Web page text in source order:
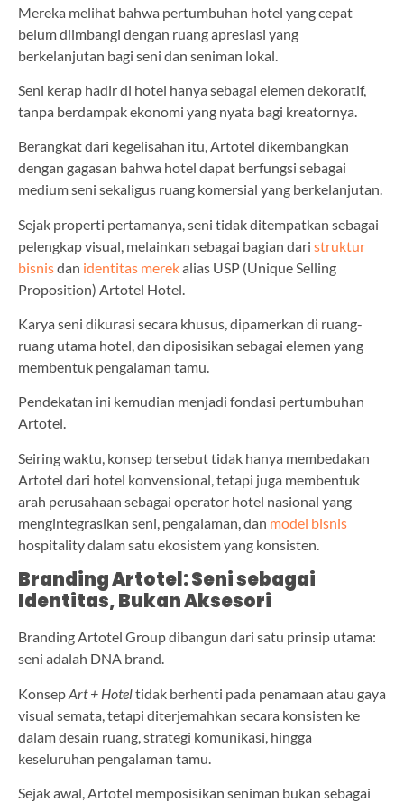
Mereka melihat bahwa pertumbuhan hotel yang cepat
belum diimbangi dengan ruang apresiasi yang
berkelanjutan bagi seni dan seniman lokal.
Seni kerap hadir di hotel hanya sebagai elemen dekoratif,
tanpa berdampak ekonomi yang nyata bagi kreatornya.
Berangkat dari kegelisahan itu, Artotel dikembangkan
dengan gagasan bahwa hotel dapat berfungsi sebagai
medium seni sekaligus ruang komersial yang berkelanjutan.
Sejak properti pertamanya, seni tidak ditempatkan sebagai
pelengkap visual, melainkan sebagai bagian dari struktur
bisnisdan identitas merekalias USP (Unique Selling
Proposition) Artotel Hotel.
Karya seni dikurasi secara khusus, dipamerkan di ruang-
ruang utama hotel, dan diposisikan sebagai elemen yang
membentuk pengalaman tamu.
Pendekatan ini kemudian menjadi fondasi pertumbuhan
Artotel.
Seiring waktu, konsep tersebut tidak hanya membedakan
Artotel dari hotel konvensional, tetapi juga membentuk
arah perusahaan sebagai operator hotel nasional yang
mengintegrasikan seni, pengalaman, dan model bisnis
hospitality dalam satu ekosistem yang konsisten.
Branding Artotel: Seni sebagai
Identitas, Bukan Aksesori
Branding Artotel Group dibangun dari satu prinsip utama:
seni adalah DNA brand.
KonsepArt + Hoteltidak berhenti pada penamaan atau gaya
visual semata, tetapi diterjemahkan secara konsisten ke
dalam desain ruang, strategi komunikasi, hingga
keseluruhan pengalaman tamu.
Sejak awal, Artotel memposisikan seniman bukan sebagai